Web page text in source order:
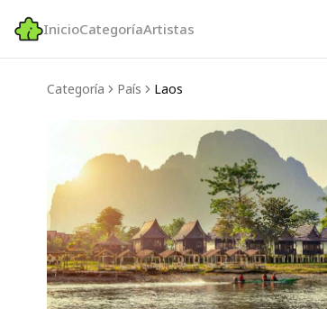
InicioCategoríaArtistas
Categoría País Laos